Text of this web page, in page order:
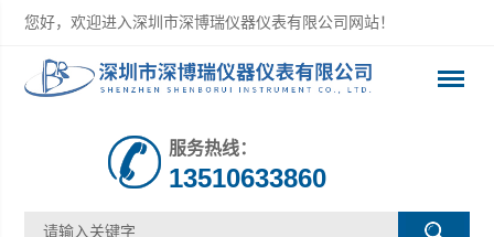
您好，欢迎进入深圳市深博瑞仪器仪表有限公司网站！
服务热线：
13510633860